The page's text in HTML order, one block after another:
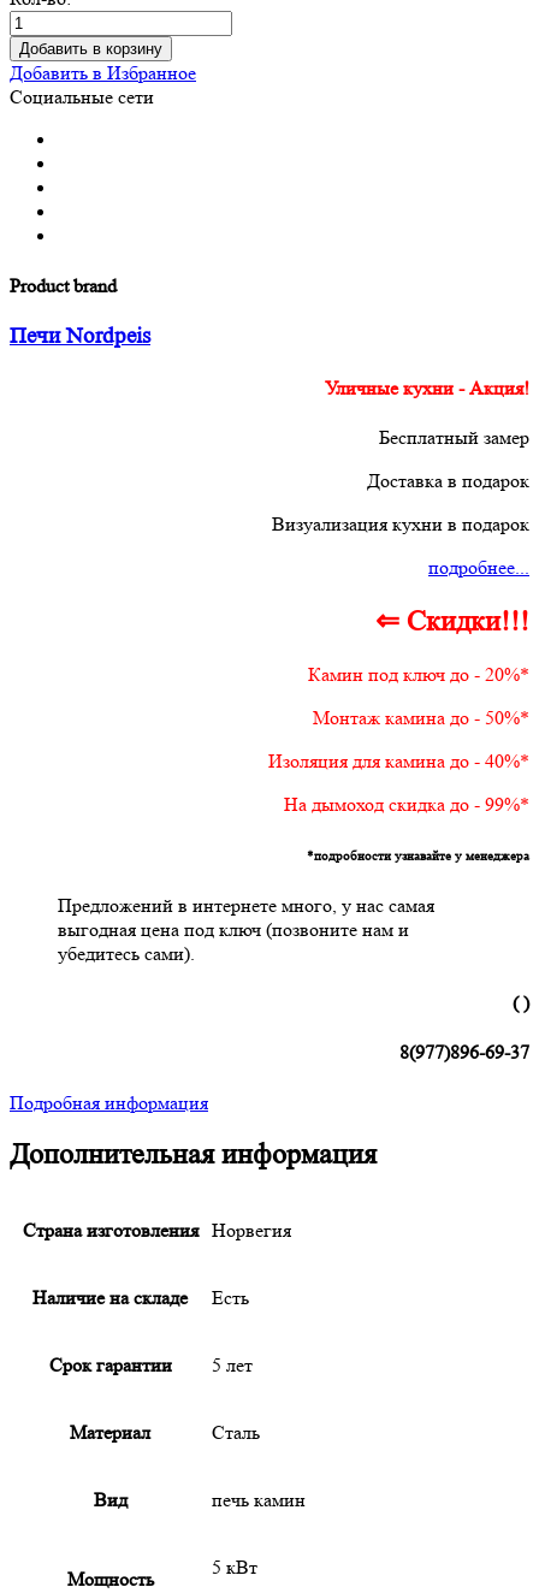
Добавить в корзину
Добавить в Избранное
Социальные сети
Product brand
Печи Nordpeis
Уличные кухни - Акция!
Бесплатный замер
Доставка в подарок
Визуализация кухни в подарок
подробнее...
⇐ Скидки!!!
Камин под ключ до - 20%*
Монтаж камина до - 50%*
Изоляция для камина до - 40%*
На дымоход скидка до - 99%*
*подробности узнавайте у менеджера
Предложений в интернете много, у нас самая
выгодная цена под ключ (позвоните нам и
убедитесь сами).
( )
8(977)896-69-37
Подробная информация
Дополнительная информация
Страна изготовления Норвегия
Наличие на складе Есть
Срок гарантии 5 лет
Материал Сталь
Вид печь камин
Мощность
5 кВт